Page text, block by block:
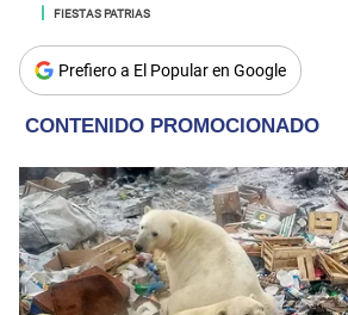
FIESTAS PATRIAS
Prefiero a El Popular en Google